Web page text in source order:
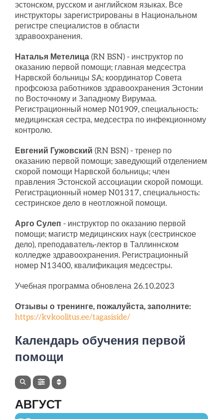
эстонском, русском и английском языках. Все
инструкторы зарегистрированы в Национальном
регистре специалистов в области
здравоохранения.
Наталья Метелица (RN BSN) - инструктор по
оказанию первой помощи; главная медсестра
Нарвской больницы SA; координатор Совета
профсоюза работников здравоохранения Эстонии
по Восточному и Западному Вирумаа.
Регистрационный номер N01909, специальность:
медицинская сестра, медсестра по инфекционному
контролю.
Евгений Гужовский (RN BSN) - тренер по
оказанию первой помощи; заведующий отделением
скорой помощи Нарвской больницы; член
правления Эстонской ассоциации скорой помощи.
Регистрационный номер N01317, специальность:
сестринское дело в неотложной помощи.
Арго Сулеп - инструктор по оказанию первой
помощи; магистр медицинских наук (сестринское
дело), преподаватель-лектор в Таллиннском
колледже здравоохранения. Регистрационный
номер N13400, квалификация медсестры.
Учебная программа обновлена 26.10.2023
Отзывы о тренинге, пожалуйста, заполните:
https://kvkoolitus.ee/tagasiside/
Календарь обучения первой
помощи
АВГУСТ